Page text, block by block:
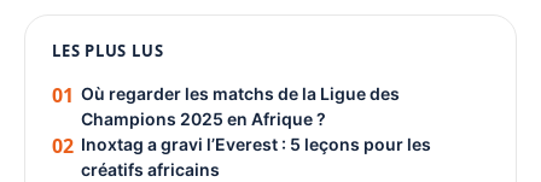
PUBLICITÉ
LES PLUS LUS
01 Où regarder les matchs de la Ligue des
Champions 2025 en Afrique ?
02 Inoxtag a gravi l’Everest : 5 leçons pour les
créatifs africains